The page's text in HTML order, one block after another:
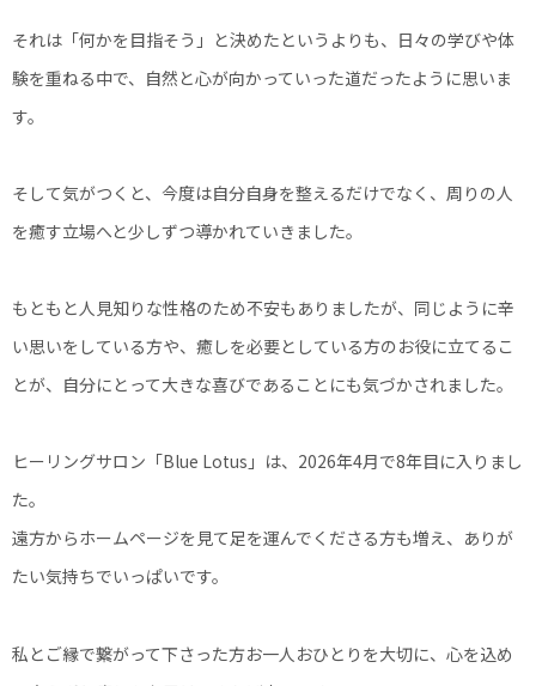
それは「何かを目指そう」と決めたというよりも、日々の学びや体
験を重ねる中で、自然と心が向かっていった道だったように思いま
す。
そして気がつくと、今度は自分自身を整えるだけでなく、周りの人
を癒す立場へと少しずつ導かれていきました。
もともと人見知りな性格のため不安もありましたが、同じように辛
い思いをしている方や、癒しを必要としている方のお役に立てるこ
とが、自分にとって大きな喜びであることにも気づかされました。
ヒーリングサロン「Blue Lotus」は、2026年4月で8年目に入りまし
た。
遠方からホームページを見て足を運んでくださる方も増え、ありが
たい気持ちでいっぱいです。
私とご縁で繋がって下さった方お一人おひとりを大切に、心を込め